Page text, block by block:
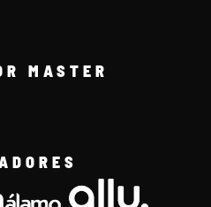
MASTER